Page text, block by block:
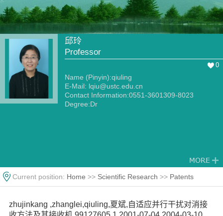
邱玲
Professor
0
Name (Pinyin):qiuling
E-Mail: lqiu@ustc.edu.cn
Contact Information:0551-3601309-8023
Degree:Dr
Current position: Home >> Scientific Research >> Patents
zhujinkang ,zhanglei,qiuling,夏斌,自适应并行干扰对消接